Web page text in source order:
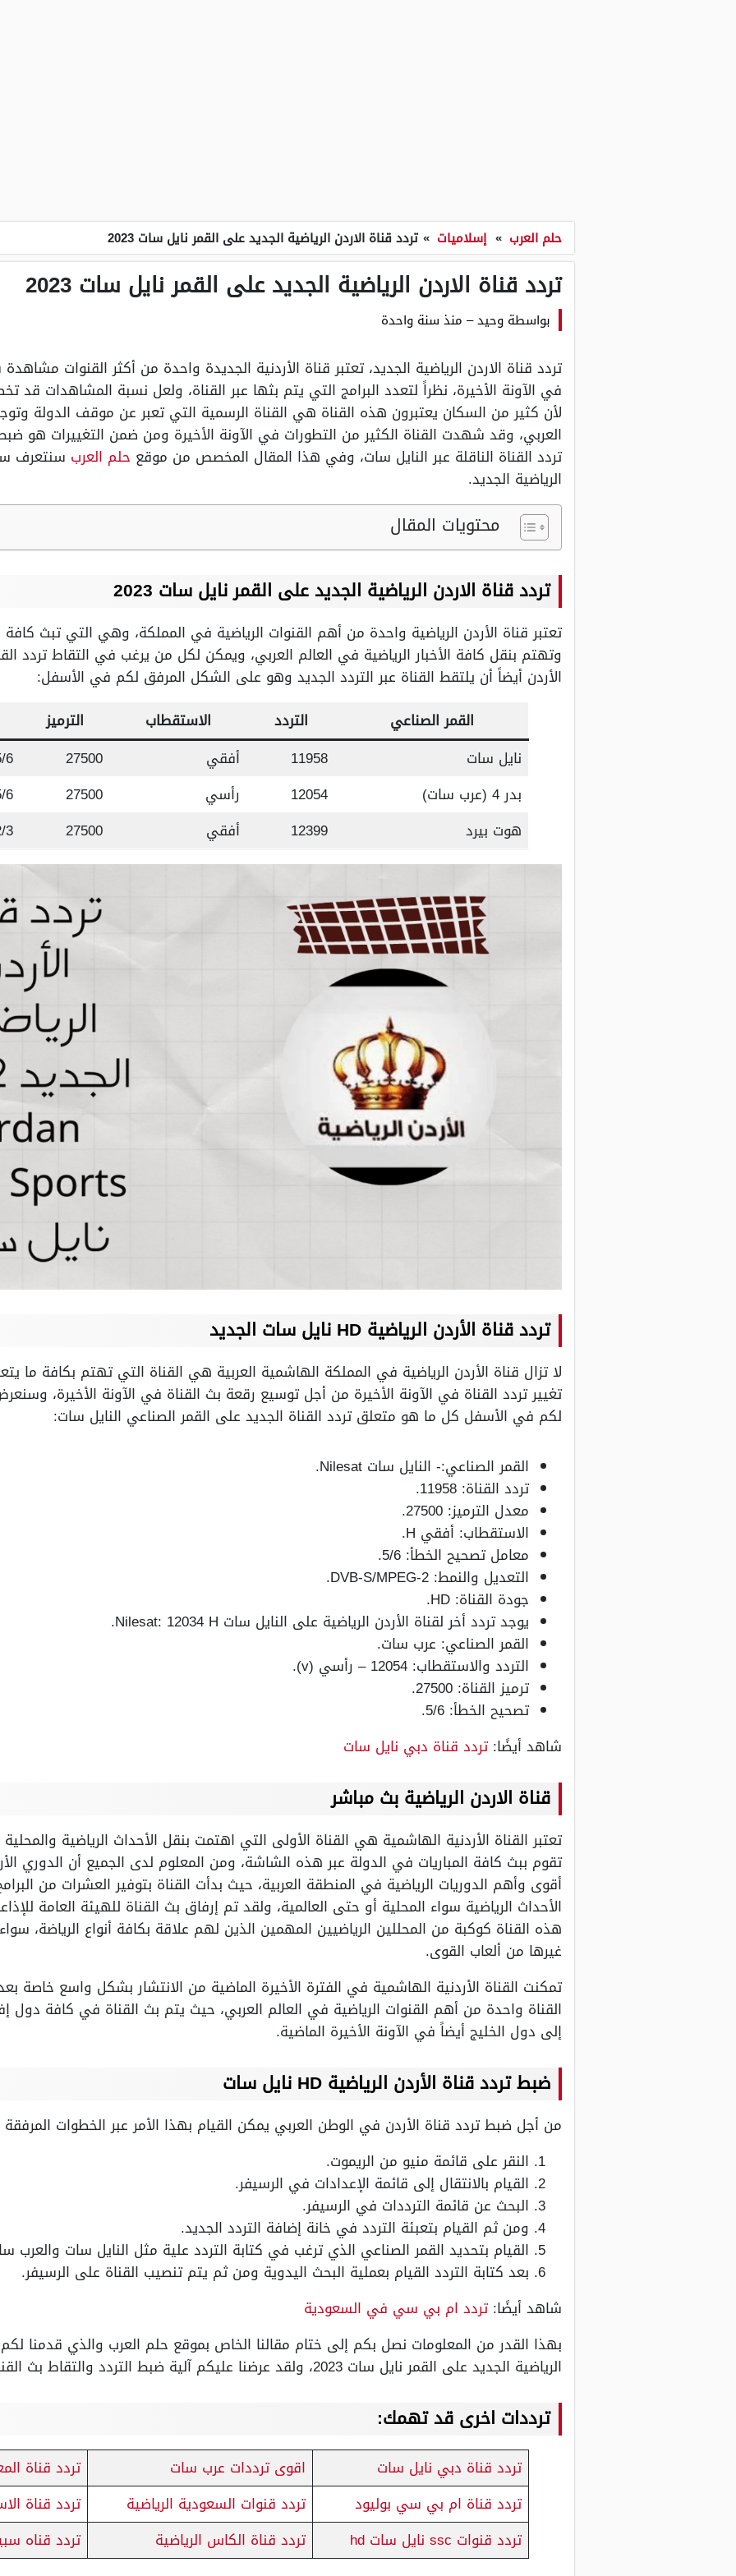
حلم العرب » إسلاميات » تردد قناة الاردن الرياضية الجديد على القمر نايل سات 2023
تردد قناة الاردن الرياضية الجديد على القمر نايل سات 2023
بواسطة وحيد– منذ سنة واحدة
تردد قناة الاردن الرياضية الجديد، تعتبر قناة الأردنية الجديدة واحدة من أكثر القنوات
في الآونة الأخيرة، نظراً لتعدد البرامج التي يتم بثها عبر القناة، ولعل نسبة المشاهدات قد
لأن كثير من السكان يعتبرون هذه القناة هي القناة الرسمية التي تعبر عن موقف الدولة
العربي، وقد شهدت القناة الكثير من التطورات في الآونة الأخيرة ومن ضمن التغييرات هو
تردد القناة الناقلة عبر النايل سات، وفي هذا المقال المخصص من موقع حلم العرب سنتعرف
الرياضية الجديد.
محتويات المقال
تردد قناة الاردن الرياضية الجديد على القمر نايل سات 2023
تعتبر قناة الأردن الرياضية واحدة من أهم القنوات الرياضية في المملكة، وهي التي تبث كافة
وتهتم بنقل كافة الأخبار الرياضية في العالم العربي، ويمكن لكل من يرغب في التقاط تردد
الأردن أيضاً أن يلتقط القناة عبر التردد الجديد وهو على الشكل المرفق لكم في الأسفل:
القمر الصناعي
التردد الاستقطاب الترميز
نايل سات
11958 أفقي 27500
6
بدر 4 (عرب سات)
12054 رأسي 27500
6
هوت بيرد
12399 أفقي 27500
3
تردد قناة الأردن الرياضية HD نايل سات الجديد
لا تزال قناة الأردن الرياضية في المملكة الهاشمية العربية هي القناة التي تهتم بكافة ما
تغيير تردد القناة في الآونة الأخيرة من أجل توسيع رقعة بث القناة في الآونة الأخيرة،
لكم في الأسفل كل ما هو متعلق تردد القناة الجديد على القمر الصناعي النايل سات:
القمر الصناعي:- النايل سات Nilesat.
تردد القناة: 11958.
معدل الترميز: 27500.
الاستقطاب: أفقي H.
معامل تصحيح الخطأ: 5/6.
التعديل والنمط: DVB-S/MPEG-2.
جودة القناة: HD.
يوجد تردد أخر لقناة الأردن الرياضية على النايل سات Nilesat: 12034 H.
القمر الصناعي: عرب سات.
التردد والاستقطاب: 12054 – رأسي (v).
ترميز القناة: 27500.
تصحيح الخطأ: 5/6.
شاهد أيضًا:تردد قناة دبي نايل سات
قناة الاردن الرياضية بث مباشر
تعتبر القناة الأردنية الهاشمية هي القناة الأولى التي اهتمت بنقل الأحداث الرياضية
تقوم ببث كافة المباريات في الدولة عبر هذه الشاشة، ومن المعلوم لدى الجميع أن الدوري
أقوى وأهم الدوريات الرياضية في المنطقة العربية، حيث بدأت القناة بتوفير العشرات من
الأحداث الرياضية سواء المحلية أو حتى العالمية، ولقد تم إرفاق بث القناة للهيئة العامة
هذه القناة كوكبة من المحللين الرياضيين المهمين الذين لهم علاقة بكافة أنواع الرياضة،
غيرها من ألعاب القوى.
تمكنت القناة الأردنية الهاشمية في الفترة الأخيرة الماضية من الانتشار بشكل واسع خاصة بعد
القناة واحدة من أهم القنوات الرياضية في العالم العربي، حيث يتم بث القناة في كافة دول
إلى دول الخليج أيضاً في الآونة الأخيرة الماضية.
ضبط تردد قناة الأردن الرياضية HD نايل سات
من أجل ضبط تردد قناة الأردن في الوطن العربي يمكن القيام بهذا الأمر عبر الخطوات
النقر على قائمة منيو من الريموت.
القيام بالانتقال إلى قائمة الإعدادات في الرسيفر.
البحث عن قائمة الترددات في الرسيفر.
ومن ثم القيام بتعبئة التردد في خانة إضافة التردد الجديد.
القيام بتحديد القمر الصناعي الذي ترغب في كتابة التردد علية مثل النايل سات والعرب
بعد كتابة التردد القيام بعملية البحث اليدوية ومن ثم يتم تنصيب القناة على الرسيفر.
شاهد أيضًا:تردد ام بي سي في السعودية
بهذا القدر من المعلومات نصل بكم إلى ختام مقالنا الخاص بموقع حلم العرب والذي قدمنا
الرياضية الجديد على القمر نايل سات 2023، ولقد عرضنا عليكم آلية ضبط التردد والتقاط بث القناة في النايل سات والعرب سات.
ترددات اخرى قد تهمك:
تردد قناة دبي نايل سات اقوى ترددات عرب سات
تردد قناة
تردد قناة ام بي سي بوليود
تردد قنوات السعودية الرياضية
تردد قناة
تردد قنوات ssc نايل سات hd
تردد قناة الكاس الرياضية تردد قناه